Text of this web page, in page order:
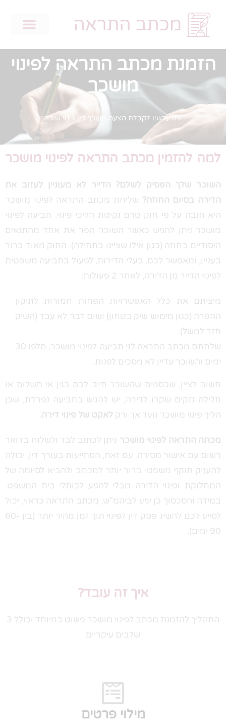
הזמנת מכתב התראה לפינוי
מושכר
פנו עכשיו לקבלת הצעה מעורך דין פינוי שוכר
למה להזמין מכתב התראה לפינוי מושכר
השוכר שלך הפסיק לשלם? הדייר לא מעוניין לעזוב את
הדירה בסיום החוזה? שליחת מכתב התראה לפינוי מושכר
היא חובה על פי חוק טרם נקיטת הליכי פינוי. תביעה לפינוי
מושכר ניתן להגיש כאשר השוכר הפר את אחד מהתנאים
היסודיים בחוזה (כגון אילו שציינו בתחילה). החוק מאוד ברור
בעניין, ומאפשר לכם, בעלי הדירות, לפעול בתביעה משפטית
לפינוי הדייר מן הדירה, לאחר 2 פעולות:
מיציתם את כלל האפשרויות הפחות חמורות לתיקון
ההפרה (כגון מימוש שיק בטחון) ושום דבר לא עבד (השיק
חזר למשל).
שלחתם מכתב התראה לני תביעה לפינוי מושכר, חלפו 30
ימים והשוכר עדיין לא מסכים לפנות.
חשוב לציין, שכספים שהשוכר חייב לכם בגין אי תשלום או
חלילה נזקים שקרו לדירה, יש להגיש בתביעה נפרדת, שכן
הליך פינוי מושכר נועד אך ורק לאקט של פינוי דירה.
מכתה התראה לפינוי מושכר ניתן לכתוב לבד ולשלוח בדואר
רשום עם אישור מסירה. עם זאת, הסתייעות בעורך דין, יכולה
להעניק תוקף משפטי ברור יותר למכתב ולהביא לסיומה של
המחלוקת ופינוי הדירה מבלי להגיע לכותלי בית המשפט.
במידה והסכסוך כן יגיע לביהמ"ש, מכתב התראה כראוי, יכול
לסייע לכם להשיג פסק דין לפינוי תוך זמן מהיר יותר (בין 60-
90 ימים).
איך זה עובד?
התהליך להזמנת מכתב לפינוי מושכר פשוט במיוחד וכולל 3
שלבים עיקריים
מילוי פרטים